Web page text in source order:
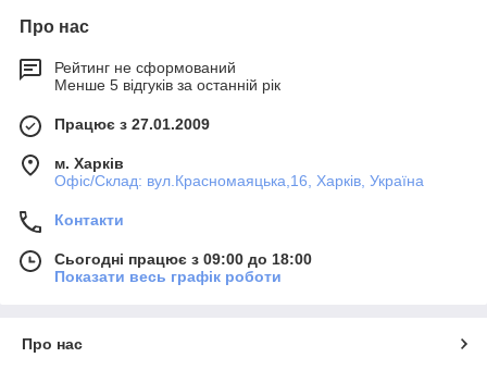
Про нас
Рейтинг не сформований
Менше 5 відгуків за останній рік
Працює з 27.01.2009
м. Харків
Офіс/Склад: вул.Красномаяцька,16, Харків, Україна
Контакти
Сьогодні працює з 09:00 до 18:00
Показати весь графік роботи
Про нас